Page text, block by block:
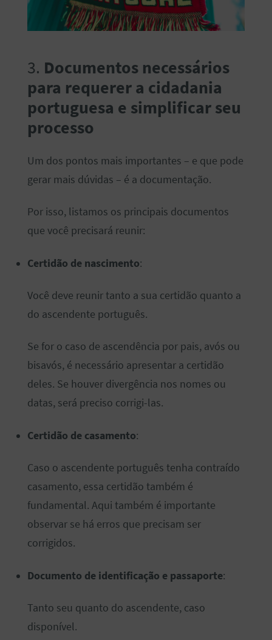
3. Documentos necessários
para requerer a cidadania
portuguesa e simplificar seu
processo
Um dos pontos mais importantes – e que pode
gerar mais dúvidas – é a documentação.
Por isso, listamos os principais documentos
que você precisará reunir:
Certidão de nascimento:
Você deve reunir tanto a sua certidão quanto a
do ascendente português.
Se for o caso de ascendência por pais, avós ou
bisavós, é necessário apresentar a certidão
deles. Se houver divergência nos nomes ou
datas, será preciso corrigi-las.
Certidão de casamento:
Caso o ascendente português tenha contraído
casamento, essa certidão também é
fundamental. Aqui também é importante
observar se há erros que precisam ser
corrigidos.
Documento de identificação e passaporte:
Tanto seu quanto do ascendente, caso
disponível.